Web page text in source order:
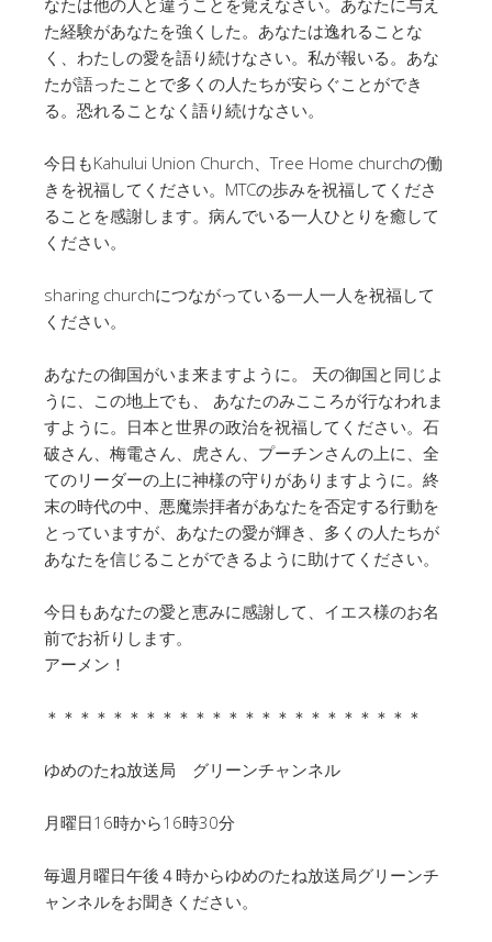
なたは他の人と違うことを覚えなさい。あなたに与え
た経験があなたを強くした。あなたは逸れることな
く、わたしの愛を語り続けなさい。私が報いる。あな
たが語ったことで多くの人たちが安らぐことができ
る。恐れることなく語り続けなさい。
今日もKahului Union Church、Tree Home churchの働
きを祝福してください。MTCの歩みを祝福してくださ
ることを感謝します。病んでいる一人ひとりを癒して
ください。
sharing churchにつながっている一人一人を祝福して
ください。
あなたの御国がいま来ますように。 天の御国と同じよ
うに、この地上でも、 あなたのみこころが行なわれま
すように。日本と世界の政治を祝福してください。石
破さん、梅電さん、虎さん、プーチンさんの上に、全
てのリーダーの上に神様の守りがありますように。終
末の時代の中、悪魔崇拝者があなたを否定する行動を
とっていますが、あなたの愛が輝き、多くの人たちが
あなたを信じることができるように助けてください。
今日もあなたの愛と恵みに感謝して、イエス様のお名
前でお祈りします。
アーメン！
＊＊＊＊＊＊＊＊＊＊＊＊＊＊＊＊＊＊＊＊＊＊＊
ゆめのたね放送局 グリーンチャンネル
月曜日16時から16時30分
毎週月曜日午後４時からゆめのたね放送局グリーンチ
ャンネルをお聞きください。